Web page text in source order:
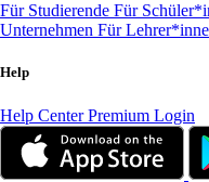
Für Studierende Für
Unternehmen Für
Help
Help CenterPremium Login